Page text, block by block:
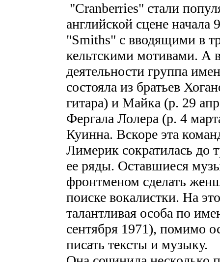
"Cranberries" стали
английской сцене
"Smiths" с вводящими в
кельтскими мотивами. А
деятельности группа
состояла из братьев
гитара) и Майка (р. 29
Фергала Лолера (р. 4
Куинна. Вскоре эта
Лимерик сократилась до
ее ряды. Оставшиеся
фронтменом сделать
поиске вокалистки. На
талантливая особа по
сентября 1971), помимо
писать тексты и музыку.